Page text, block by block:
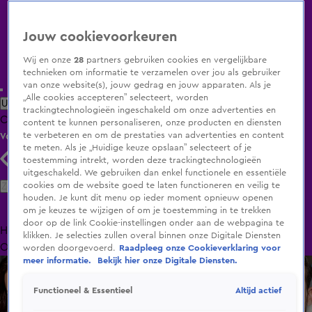
Uitzending Gemist Populaire programma's Zenders Genres
ClipsFilmsRadioSmart TV inlogShop
Volg KIJK
Zoeken
HomeUitzending Gemist Programma's De Bondgenoten
OranjezomerLivestreamsShop
Jouw cookievoorkeuren
Wij en onze28 partners gebruiken cookies en vergelijkbare
technieken om informatie te verzamelen over jou als gebruiker
van onze website(s), jouw gedrag en jouw apparaten. Als je
„Alle cookies accepteren” selecteert, worden
trackingtechnologieën ingeschakeld om onze advertenties en
content te kunnen personaliseren, onze producten en diensten
te verbeteren en om de prestaties van advertenties en content
te meten. Als je „Huidige keuze opslaan” selecteert of je
toestemming intrekt, worden deze trackingtechnologieën
uitgeschakeld. We gebruiken dan enkel functionele en essentiële
cookies om de website goed te laten functioneren en veilig te
houden. Je kunt dit menu op ieder moment opnieuw openen
om je keuzes te wijzigen of om je toestemming in te trekken
door op de link Cookie-instellingen onder aan de webpagina te
klikken. Je selecties zullen overal binnen onze Digitale Diensten
worden doorgevoerd.
Raadpleeg onze Cookieverklaring voor
meer informatie.
Bekijk hier onze Digitale Diensten.
Functioneel & Essentieel Altijd actief